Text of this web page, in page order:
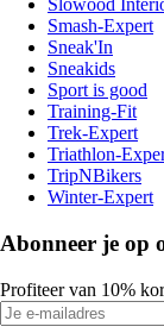
Slowood
Smash-Expert
Sneak'In
Sneakids
Sport is good
Training-Fit
Trek-Expert
Triathlon-
TripNBikers
Winter-Expert
Abonneer je op
Profiteer van 10%